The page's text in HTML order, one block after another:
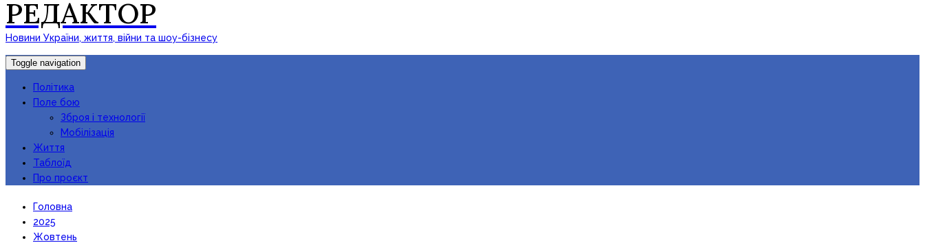
РЕДАКТОР
Новини України, життя, війни та шоу-бізнесу
Toggle navigation
Політика
Поле бою
Зброя і технології
Мобілізація
Життя
Таблоїд
Про проєкт
Головна
2025
Жовтень